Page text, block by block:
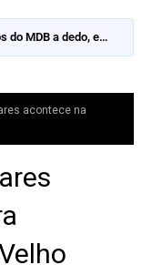
do MDB a dedo, e
acontece na